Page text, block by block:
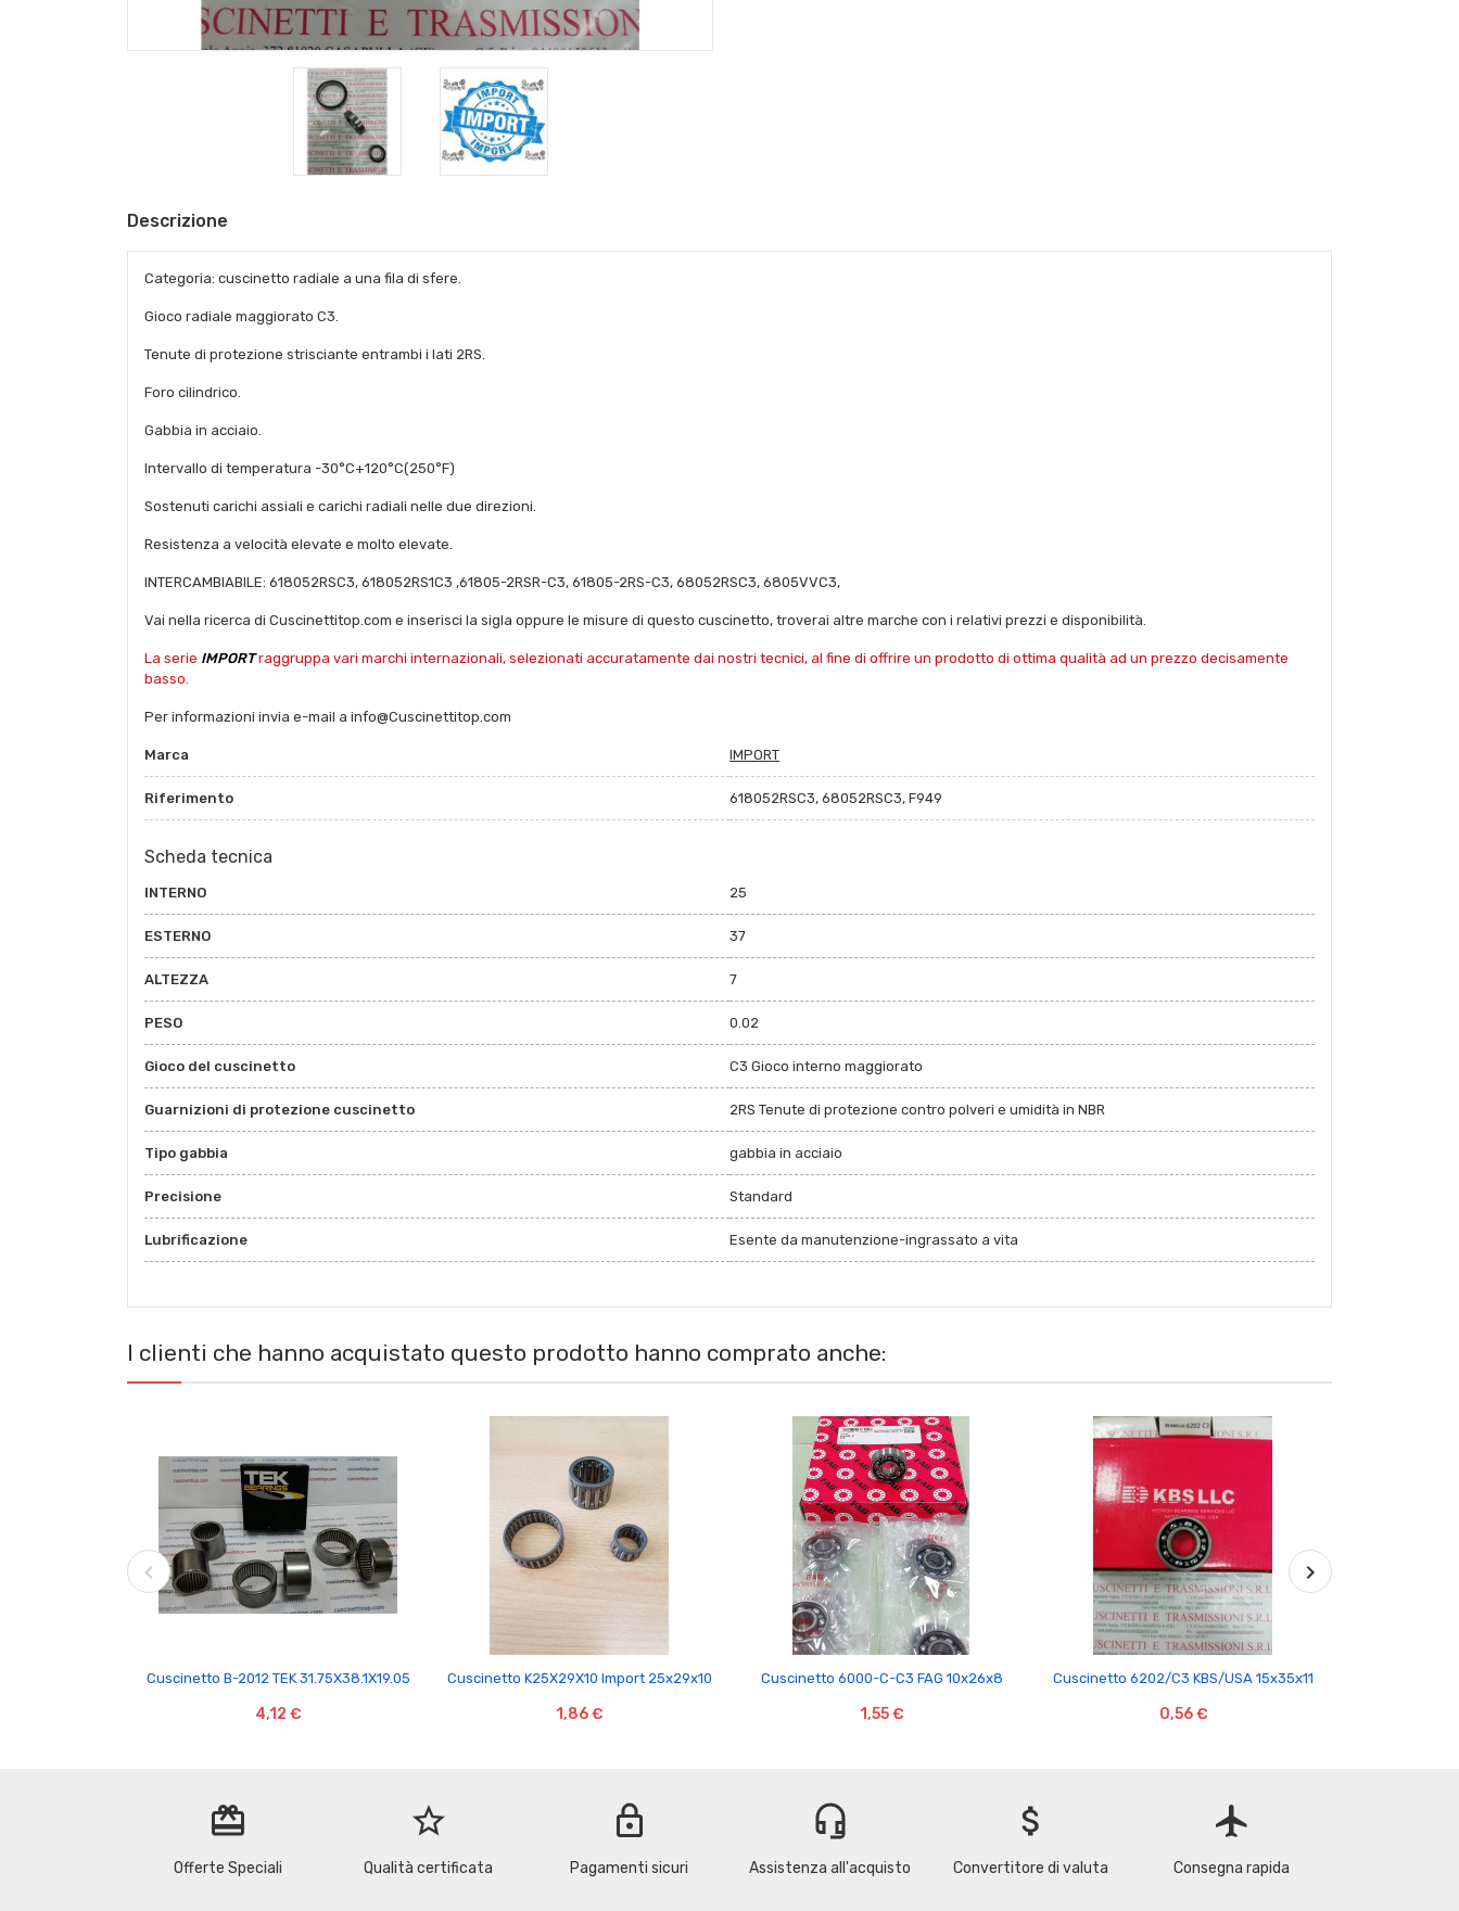
Descrizione
Categoria: cuscinetto radiale a una fila di sfere.
Gioco radiale maggiorato C3.
Tenute di protezione strisciante entrambi i lati 2RS.
Foro cilindrico.
Gabbia in acciaio.
Intervallo di temperatura -30°C+120°C(250°F)
Sostenuti carichi assiali e carichi radiali nelle due direzioni.
Resistenza a velocità elevate e molto elevate.
INTERCAMBIABILE: 618052RSC3, 618052RS1C3 ,61805-2RSR-C3, 61805-2RS-C3, 68052RSC3, 6805VVC3,
Vai nella ricerca di Cuscinettitop.com e inserisci la sigla oppure le misure di questo cuscinetto, troverai altre marche con i relativi prezzi e disponibilità.
La serie IMPORTraggruppa vari marchi internazionali, selezionati accuratamente dai nostri tecnici, al fine di offrire un prodotto di ottima qualità ad un prezzo decisamente
basso.
Per informazioni invia e-mail a info@Cuscinettitop.com
Marca IMPORT
Riferimento 618052RSC3, 68052RSC3, F949
Scheda tecnica
INTERNO 25
ESTERNO 37
ALTEZZA 7
PESO 0.02
Gioco del cuscinetto C3 Gioco interno maggiorato
Guarnizioni di protezione cuscinetto 2RS Tenute di protezione contro polveri e umidità in NBR
Tipo gabbia gabbia in acciaio
Precisione Standard
Lubrificazione Esente da manutenzione-ingrassato a vita
I clienti che hanno acquistato questo prodotto hanno comprato anche:

Cuscinetto B-2012 TEK 31.75X38.1X19.05
4,12 €

Cuscinetto K25X29X10 Import 25x29x10
1,86 €

Cuscinetto 6000-C-C3 FAG 10x26x8
1,55 €

Cuscinetto 6202/C3 KBS/USA 15x35x11
0,56 €
redeem
Offerte Speciali
star_border
Qualità certificata
lock
Pagamenti sicuri
headset_mic
Assistenza all'acquisto
attach_money
Convertitore di valuta
flight
Consegna rapida